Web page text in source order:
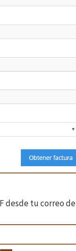
desde tu correo de